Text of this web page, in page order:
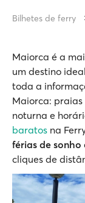
Bilhetes de ferry
Maiorca é a
um destino
toda a
Maiorca:
noturna e
baratos na
férias de
cliques de